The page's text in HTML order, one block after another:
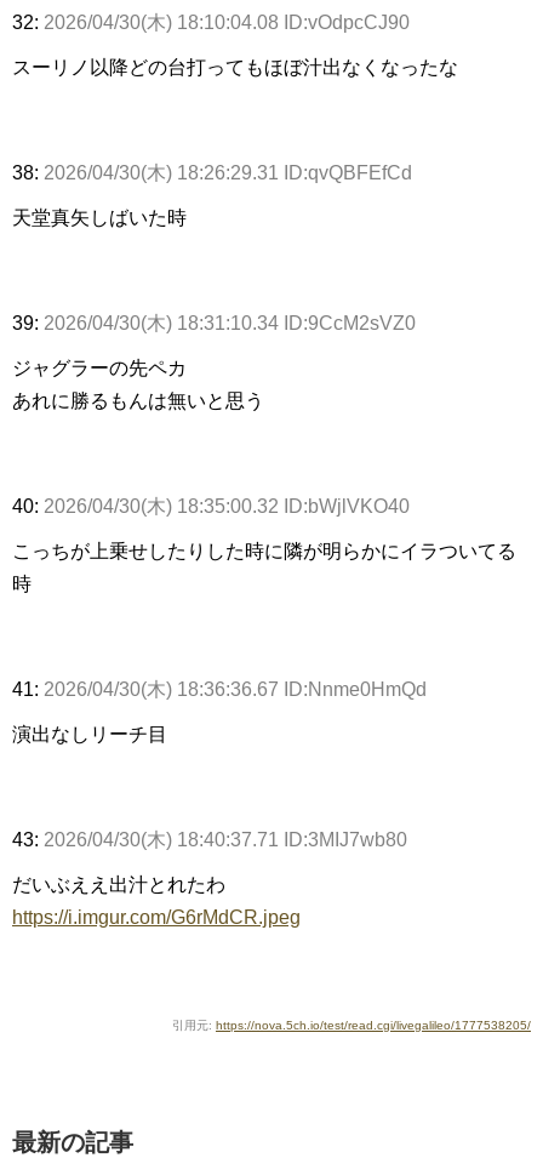
32: 2026/04/30(木) 18:10:04.08 ID:vOdpcCJ90
スーリノ以降どの台打ってもほぼ汁出なくなったな
38: 2026/04/30(木) 18:26:29.31 ID:qvQBFEfCd
天堂真矢しばいた時
39: 2026/04/30(木) 18:31:10.34 ID:9CcM2sVZ0
ジャグラーの先ペカ
あれに勝るもんは無いと思う
40: 2026/04/30(木) 18:35:00.32 ID:bWjlVKO40
こっちが上乗せしたりした時に隣が明らかにイラついてる
時
41: 2026/04/30(木) 18:36:36.67 ID:Nnme0HmQd
演出なしリーチ目
43: 2026/04/30(木) 18:40:37.71 ID:3MIJ7wb80
だいぶええ出汁とれたわ
https://i.imgur.com/G6rMdCR.jpeg
引用元: https://nova.5ch.io/test/read.cgi/livegalileo/1777538205/
最新の記事